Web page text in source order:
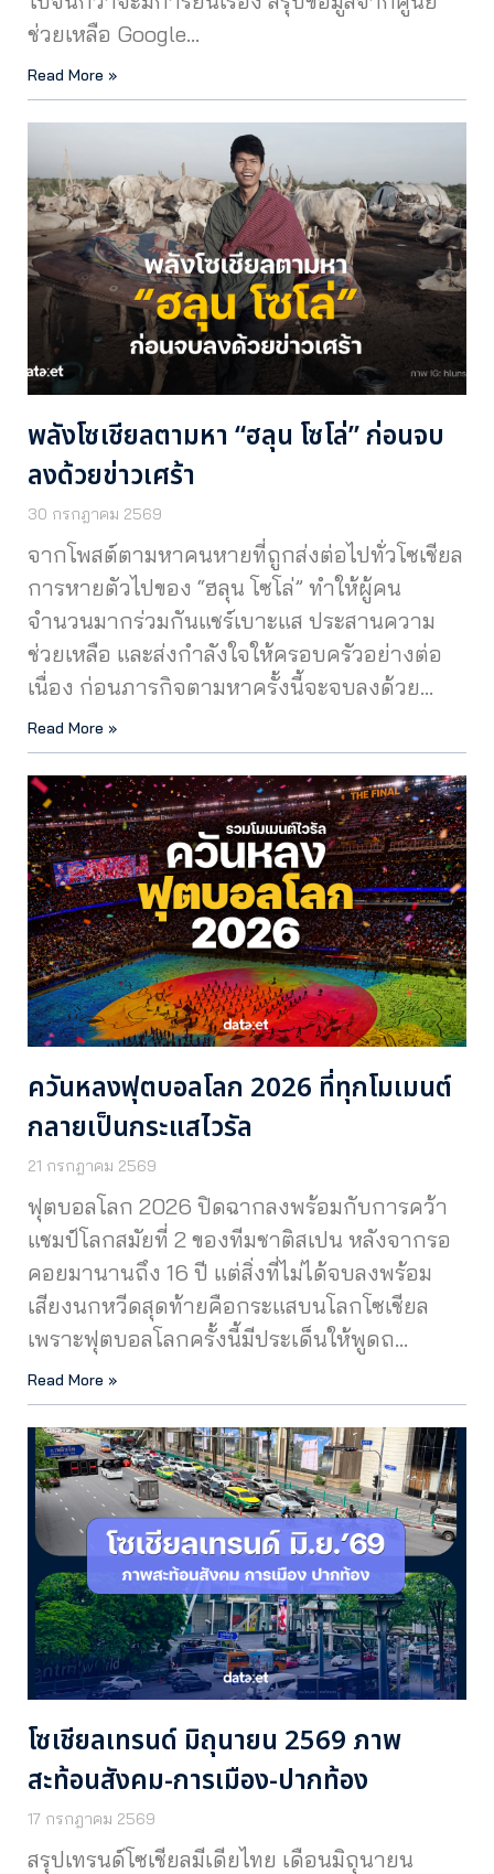
ช่วยเหลือ Google…
Read More »
พลังโซเชียลตามหา “ฮลุน โซโล่” ก่อนจบ
ลงด้วยข่าวเศร้า
30 กรกฎาคม 2569
จากโพสต์ตามหาคนหายที่ถูกส่งต่อไปทั่วโซเชียล
การหายตัวไปของ “ฮลุน โซโล่” ทำให้ผู้คน
จำนวนมากร่วมกันแชร์เบาะแส ประสานความ
ช่วยเหลือ และส่งกำลังใจให้ครอบครัวอย่างต่อ
เนื่อง ก่อนภารกิจตามหาครั้งนี้จะจบลงด้วย…
Read More »
ควันหลงฟุตบอลโลก 2026 ที่ทุกโมเมนต์
กลายเป็นกระแสไวรัล
21 กรกฎาคม 2569
ฟุตบอลโลก 2026 ปิดฉากลงพร้อมกับการคว้า
แชมป์โลกสมัยที่ 2 ของทีมชาติสเปน หลังจากรอ
คอยมานานถึง 16 ปี แต่สิ่งที่ไม่ได้จบลงพร้อม
เสียงนกหวีดสุดท้ายคือกระแสบนโลกโซเชียล
เพราะฟุตบอลโลกครั้งนี้มีประเด็นให้พูดถ…
Read More »
โซเชียลเทรนด์ มิถุนายน 2569 ภาพ
สะท้อนสังคม-การเมือง-ปากท้อง
17 กรกฎาคม 2569
สรุปเทรนด์โซเชียลมีเดียไทย เดือนมิถุนายน